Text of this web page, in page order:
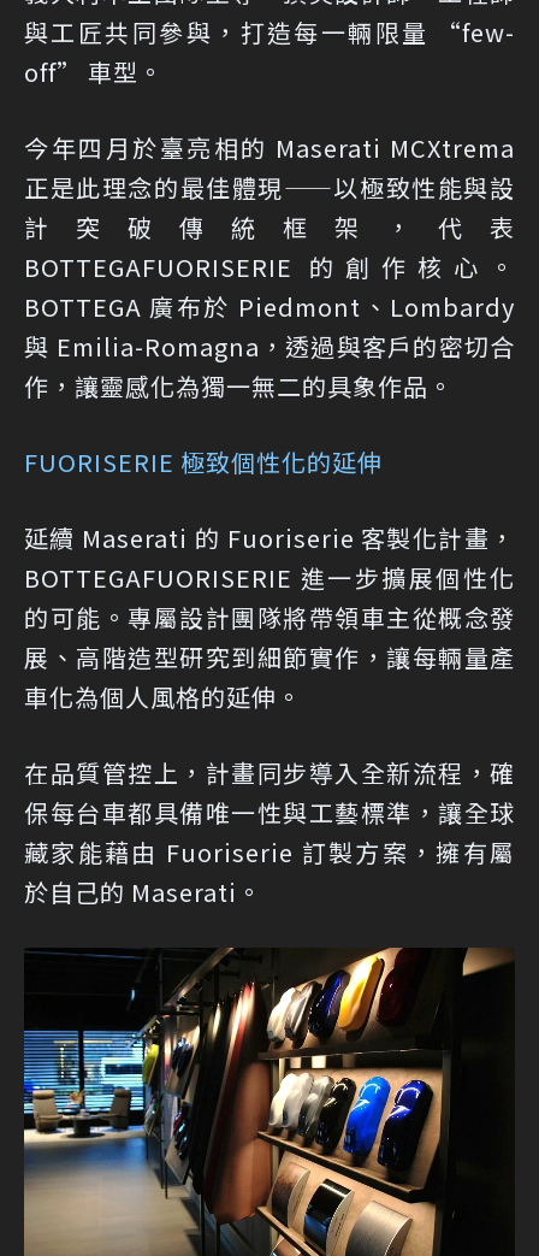
與工匠共同參與，打造每一輛限量 “few-
off” 車型。
今年四月於臺亮相的 Maserati MCXtrema
正是此理念的最佳體現——以極致性能與設
計突破傳統框架，代表
BOTTEGAFUORISERIE 的創作核心。
BOTTEGA 廣布於 Piedmont、Lombardy
與 Emilia-Romagna，透過與客戶的密切合
作，讓靈感化為獨一無二的具象作品。
FUORISERIE 極致個性化的延伸
延續 Maserati 的 Fuoriserie 客製化計畫，
BOTTEGAFUORISERIE 進一步擴展個性化
的可能。專屬設計團隊將帶領車主從概念發
展、高階造型研究到細節實作，讓每輛量產
車化為個人風格的延伸。
在品質管控上，計畫同步導入全新流程，確
保每台車都具備唯一性與工藝標準，讓全球
藏家能藉由 Fuoriserie 訂製方案，擁有屬
於自己的 Maserati。